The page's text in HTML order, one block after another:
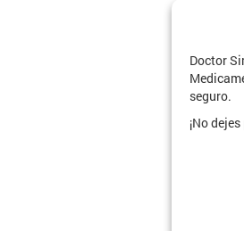
Doctor
seguro.
¡No